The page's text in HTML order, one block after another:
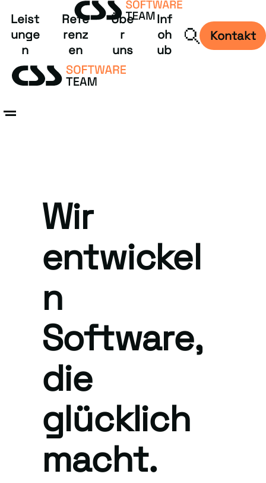
Leist
unge
n
Refe
renz
en
Übe
r
uns
Inf
oh
ub
Kontakt
Wir
entwickel
n
Software,
die
glücklich
macht.